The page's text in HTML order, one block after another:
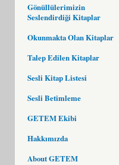
Gönüllülerimizin
Seslendirdiği Kitaplar
Okunmakta Olan Kitaplar
Talep Edilen Kitaplar
Sesli Kitap Listesi
Sesli Betimleme
GETEM Ekibi
Hakkımızda
About GETEM